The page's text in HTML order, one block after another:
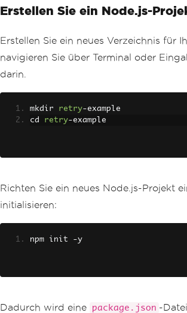
Erstellen Sie ein Node.js-
Erstellen Sie ein neues Verzeichnis für
navigieren Sie über Terminal oder
darin.
mkdir retry-example
cd retry-example
Richten Sie ein neues Node.js-Projekt
initialisieren:
npm init -y
Dadurch wird eine package.json -